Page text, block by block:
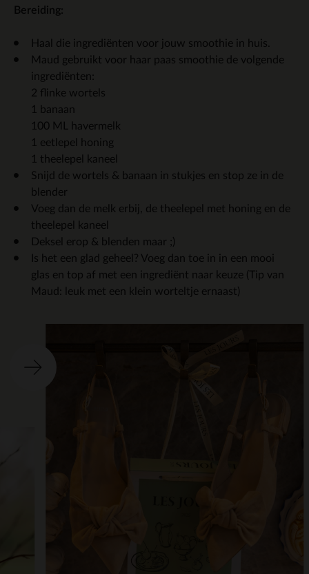
Bereiding:
Haal die ingrediënten voor jouw smoothie in huis.
Maud gebruikt voor haar paas smoothie de volgende
ingrediënten:
2 flinke wortels
1 banaan
100 ML havermelk
1 eetlepel honing
1 theelepel kaneel
Snijd de wortels & banaan in stukjes en stop ze in de
blender
Voeg dan de melk erbij, de theelepel met honing en de
theelepel kaneel
Deksel erop & blenden maar ;)
Is het een glad geheel? Voeg dan toe in in een mooi
glas en top af met een ingrediënt naar keuze (Tip van
Maud: leuk met een klein worteltje ernaast)
Item